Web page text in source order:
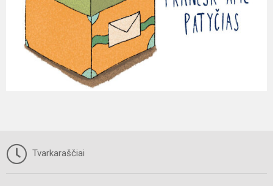
Tvarkaraščiai